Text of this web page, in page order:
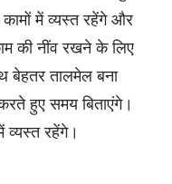
में व्यस्त रहेंगे और
की नींव रखने के लिए
बेहतर तालमेल बना
हुए समय बिताएंगे।
व्यस्त रहेंगे।